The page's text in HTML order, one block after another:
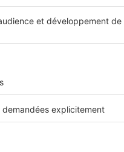
été utile ?